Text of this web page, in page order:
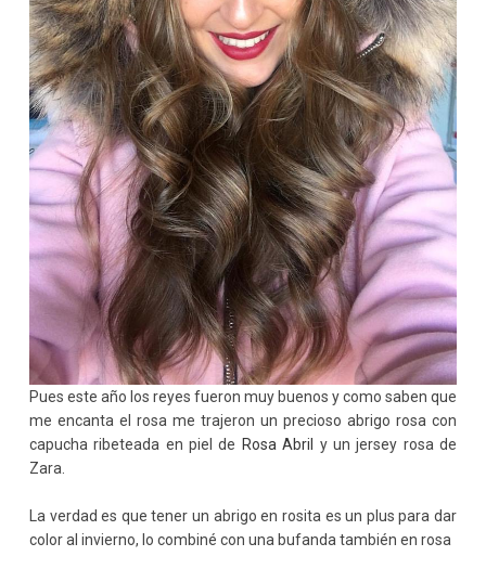
Pues este año los reyes fueron muy buenos y como saben que
me encanta el rosa me trajeron un precioso abrigo rosa con
capucha ribeteada en piel de Rosa Abril y un jersey rosa de
Zara.
La verdad es que tener un abrigo en rosita es un plus para dar
color al invierno, lo combiné con una bufanda también en rosa